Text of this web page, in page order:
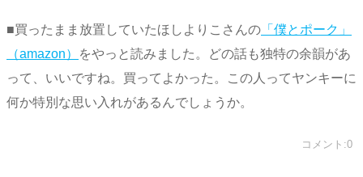
■買ったまま放置していたほしよりこさんの 「僕とポーク」
（amazon）
をやっと読みました。どの話も独特の余韻があ
って、いいですね。買ってよかった。この人ってヤンキーに
何か特別な思い入れがあるんでしょうか。
コメント:0